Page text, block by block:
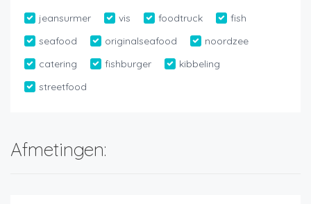
jeansurmer vis foodtruck
fish
seafood
originalseafood
noordzee
catering
fishburger
kibbeling
streetfood
Afmetingen: